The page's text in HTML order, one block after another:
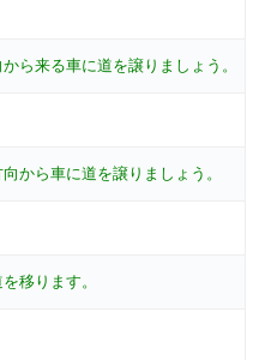
ら来る車に道を譲りましょう。
から車に道を譲りましょう。
移ります。